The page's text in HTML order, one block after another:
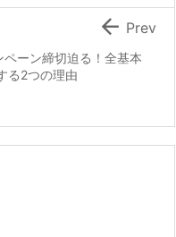
ーン締切迫る！全基本
る2つの理由
 Prev